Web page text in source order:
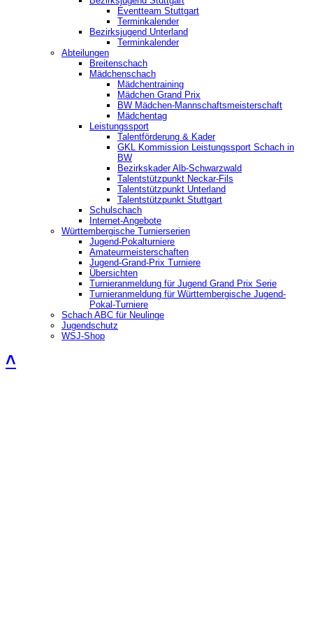
‎Eventteam Stuttgart
Terminkalender
Bezirksjugend Unterland
Terminkalender
Abteilungen
Breitenschach
Mädchenschach
Mädchentraining
Mädchen Grand Prix
BW Mädchen-Mannschaftsmeisterschaft
Mädchentag
Leistungssport
Talentförderung & Kader
GKL Kommission Leistungssport Schach in
BW
Bezirkskader Alb-Schwarzwald
Talentstützpunkt Neckar-Fils
Talentstützpunkt Unterland
Talentstützpunkt Stuttgart
Schulschach
Internet-Angebote
Württembergische Turnierserien
Jugend-Pokalturniere
Amateurmeisterschaften
Jugend-Grand-Prix Turniere
Übersichten
Turnieranmeldung für Jugend Grand Prix Serie
Turnieranmeldung für Württembergische Jugend-
Pokal-Turniere
Schach ABC für Neulinge
Jugendschutz
WSJ-Shop
˄